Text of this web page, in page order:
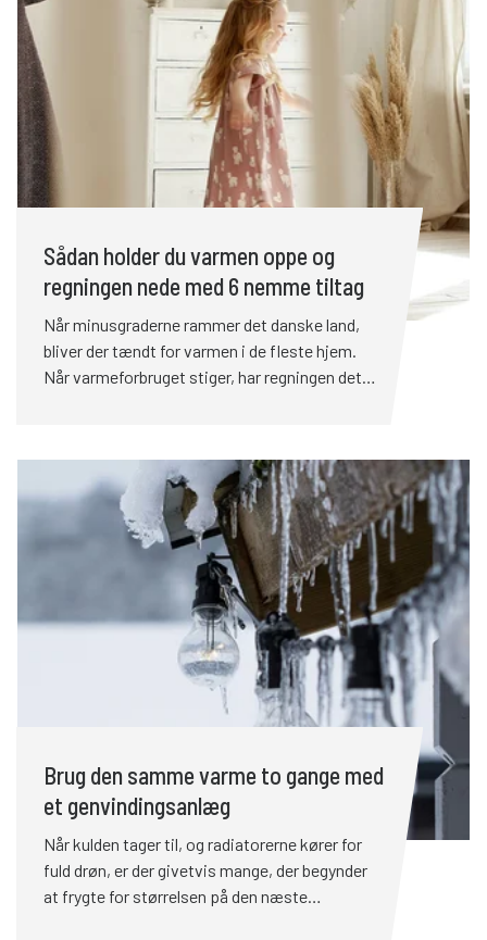
både klimaet og din økonomi har godt af
energivenlige valg. Heldigvis er der meget, du
selv kan gøre – og du behøver ikke tage hele
huset på én gang. En energirenovering handler
om at få din bolig til at fungere bedre: Det
betyder lavere varmeregning, højere komfort og
ofte en bolig, der stiger i værdi.
Sådan holder du varmen oppe og
regningen nede med 6 nemme tiltag
Når minusgraderne rammer det danske land,
bliver der tændt for varmen i de fleste hjem.
Når varmeforbruget stiger, har regningen det
holde din varmeregning i bund – helt uden at
fryse imens. Når minusgraderne rammer det
danske land, bliver der tændt for varmen i de
fleste hjem. Når varmeforbruget stiger, har
regningen det med at følge trop. Heldigvis kan
du med få justeringer og nedenstående seks
gode råd holde din varmeregning i bund – helt
uden at fryse imens.
Brug den samme varme to gange med
et genvindingsanlæg
Når kulden tager til, og radiatorerne kører for
fuld drøn, er der givetvis mange, der begynder
at frygte for størrelsen på den næste